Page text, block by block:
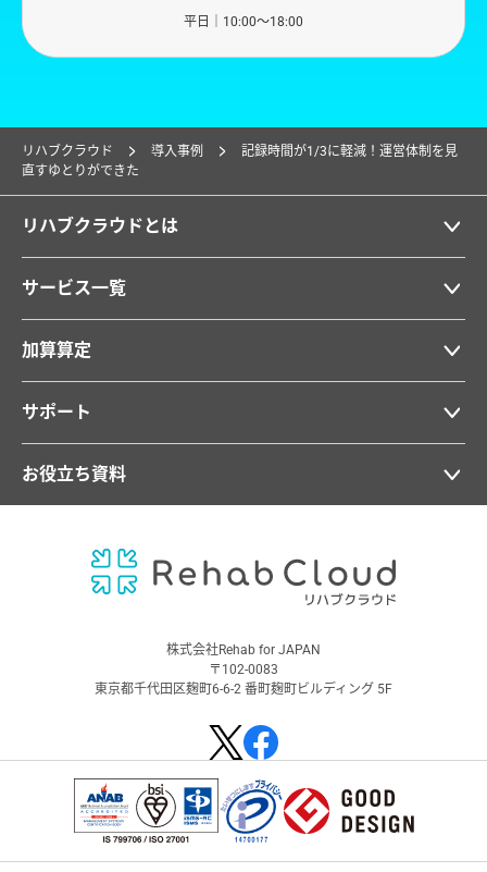
平日｜10:00〜18:00
リハブクラウド 導入事例
記録時間が1/3に軽減！運営体制を見
直すゆとりができた
リハブクラウドとは
サービス一覧
加算算定
サポート
お役立ち資料
株式会社Rehab for JAPAN
〒102-0083
東京都千代田区麹町6-6-2 番町麹町ビルディング 5F